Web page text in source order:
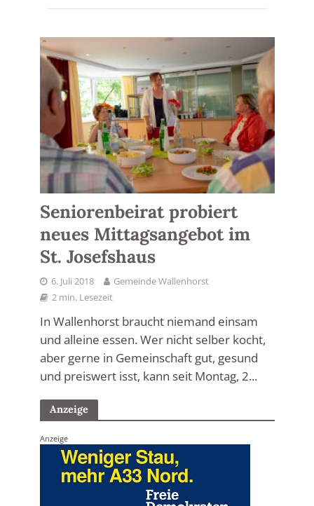
Seniorenbeirat probiert
neues Mittagsangebot im
St. Josefshaus
6. Juli 2018
Gemeinde Wallenhorst
2 min. Lesezeit
In Wallenhorst braucht niemand einsam
und alleine essen. Wer nicht selber kocht,
aber gerne in Gemeinschaft gut, gesund
und preiswert isst, kann seit Montag, 2...
Anzeige
Anzeige